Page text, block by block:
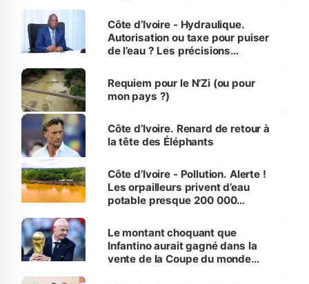
Côte d’Ivoire - Hydraulique.
Autorisation ou taxe pour puiser
de l’eau ? Les précisions
Requiem pour le N’Zi (ou pour
mon pays ?)
Côte d’Ivoire. Renard de retour à
la tête des Éléphants
Côte d’Ivoire - Pollution. Alerte !
Les orpailleurs privent d’eau
potable presque 200 000
Le montant choquant que
Infantino aurait gagné dans la
vente de la Coupe du monde